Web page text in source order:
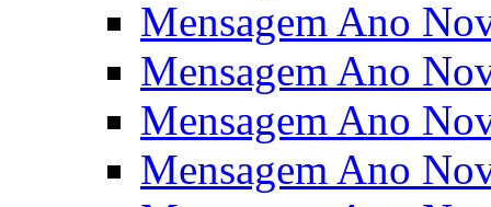
Mensagem Ano
Mensagem Ano
Mensagem Ano
Mensagem Ano